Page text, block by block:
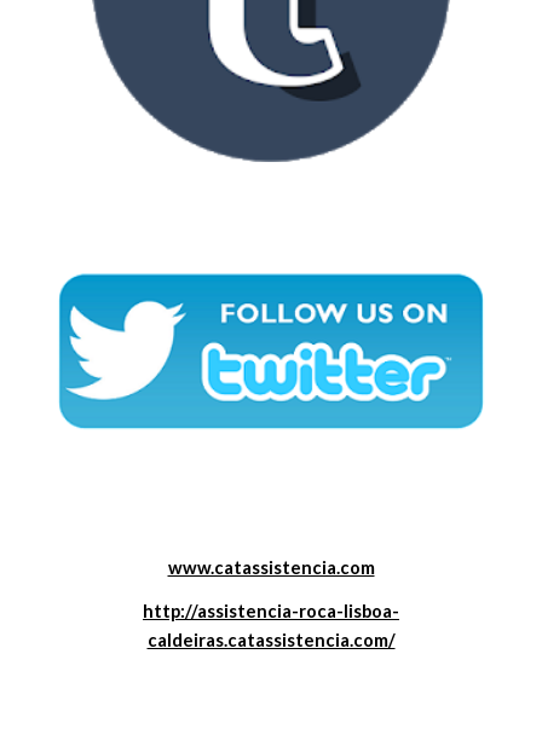
www.catassistencia.com
http://assistencia-roca-lisboa-
caldeiras.catassistencia.com/